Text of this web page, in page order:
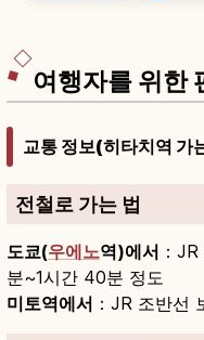
여행자를 위한
교통 정보(히타치역 가
전철로 가는 법
도쿄(우에노역)에서 ：
분~1시간 40분 정도
미토역에서 ：JR 조반선